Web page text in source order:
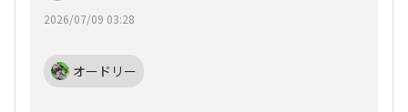
2026/07/09 03:28
オードリー